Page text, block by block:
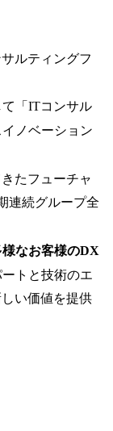
ルティングフ
「ITコンサル
ノベーション
たフューチャ
連続グループ全
なお客様のDX
トと技術のエ
い価値を提供